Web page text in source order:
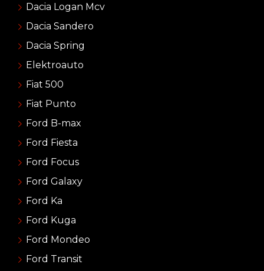
Dacia Logan Mcv
Dacia Sandero
Dacia Spring
Elektroauto
Fiat 500
Fiat Punto
Ford B-max
Ford Fiesta
Ford Focus
Ford Galaxy
Ford Ka
Ford Kuga
Ford Mondeo
Ford Transit